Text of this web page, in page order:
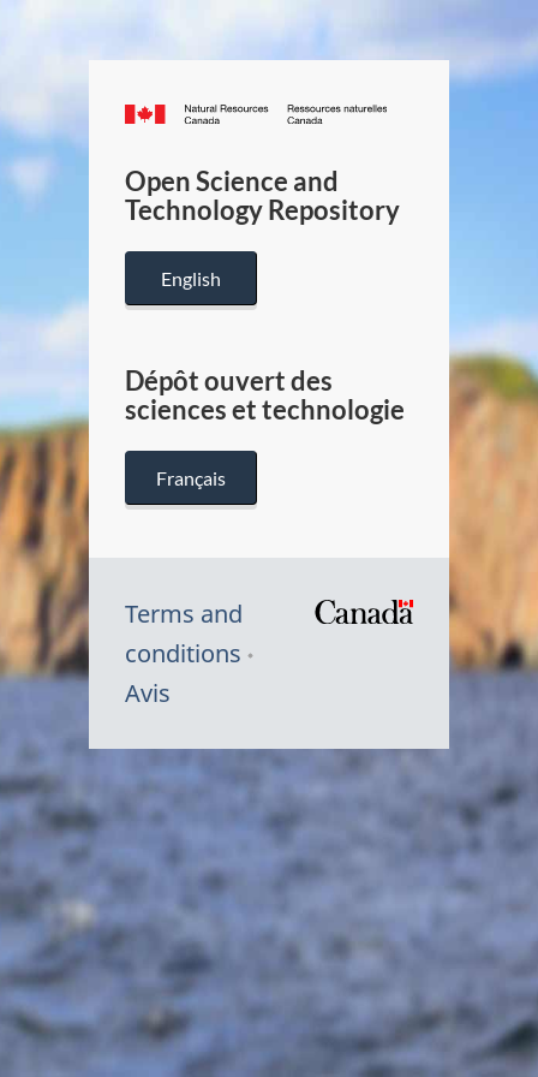
Canada.ca
/
Canada
Open Science and
Technology Repository
English
Dépôt ouvert des
sciences et technologie
Français
Terms and
conditions
Avis
Symbole
Canada